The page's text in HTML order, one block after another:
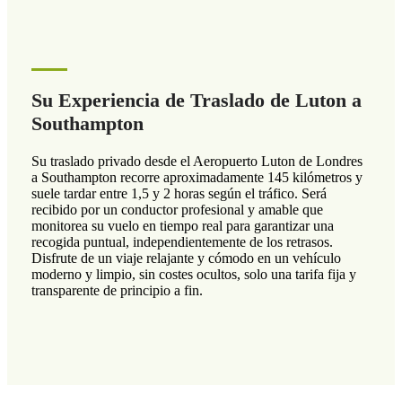
Su Experiencia de Traslado de Luton a
Southampton
Su traslado privado desde el Aeropuerto Luton de Londres
a Southampton recorre aproximadamente 145 kilómetros y
suele tardar entre 1,5 y 2 horas según el tráfico. Será
recibido por un conductor profesional y amable que
monitorea su vuelo en tiempo real para garantizar una
recogida puntual, independientemente de los retrasos.
Disfrute de un viaje relajante y cómodo en un vehículo
moderno y limpio, sin costes ocultos, solo una tarifa fija y
transparente de principio a fin.